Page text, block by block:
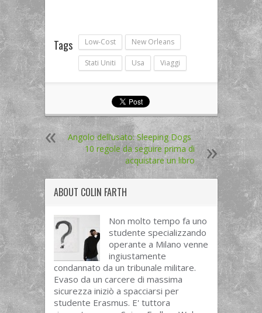
Tags Low-Cost New Orleans
Stati Uniti Usa Viaggi
Angolo dell’usato: Sleeping Dogs
10 regole da seguire prima di
acquistare un libro
ABOUT COLIN FARTH
Non molto tempo fa uno
studente specializzando
operante a Milano venne
ingiustamente
condannato da un tribunale militare.
Evaso da un carcere di massima
sicurezza iniziò a spacciarsi per
studente Erasmus. E' tuttora